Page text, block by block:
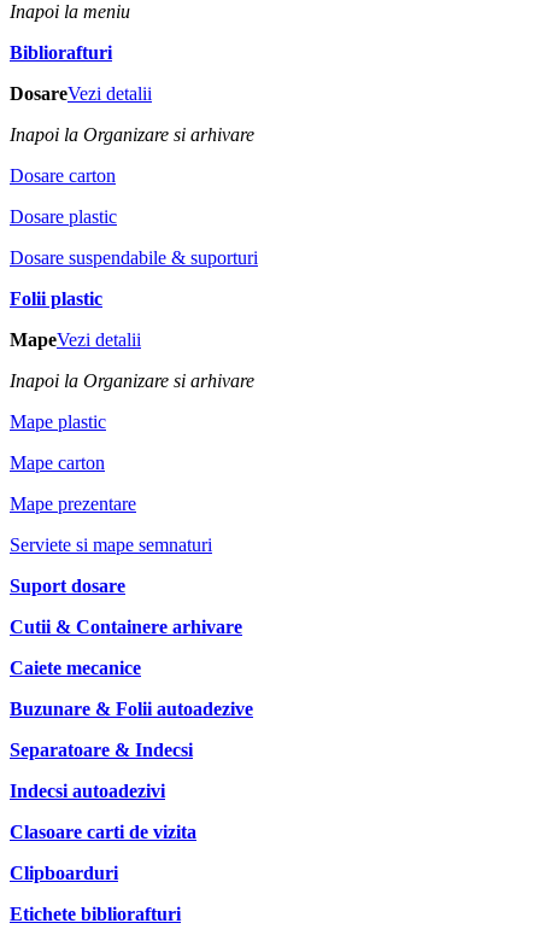
Inapoi la meniu
Bibliorafturi
DosareVezi detalii
Inapoi la Organizare si arhivare
Dosare carton
Dosare plastic
Dosare suspendabile & suporturi
Folii plastic
MapeVezi detalii
Inapoi la Organizare si arhivare
Mape plastic
Mape carton
Mape prezentare
Serviete si mape semnaturi
Suport dosare
Cutii & Containere arhivare
Caiete mecanice
Buzunare & Folii autoadezive
Separatoare & Indecsi
Indecsi autoadezivi
Clasoare carti de vizita
Clipboarduri
Etichete bibliorafturi